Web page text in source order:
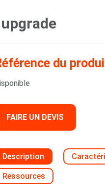
du
FAIRE UN DEVIS
Description
Ressources